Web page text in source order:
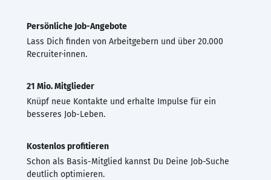
Persönliche Job-Angebote
Lass Dich finden von Arbeitgebern und über 20.000
Recruiter·innen.
21 Mio. Mitglieder
Knüpf neue Kontakte und erhalte Impulse für ein
besseres Job-Leben.
Kostenlos profitieren
Schon als Basis-Mitglied kannst Du Deine Job-Suche
deutlich optimieren.